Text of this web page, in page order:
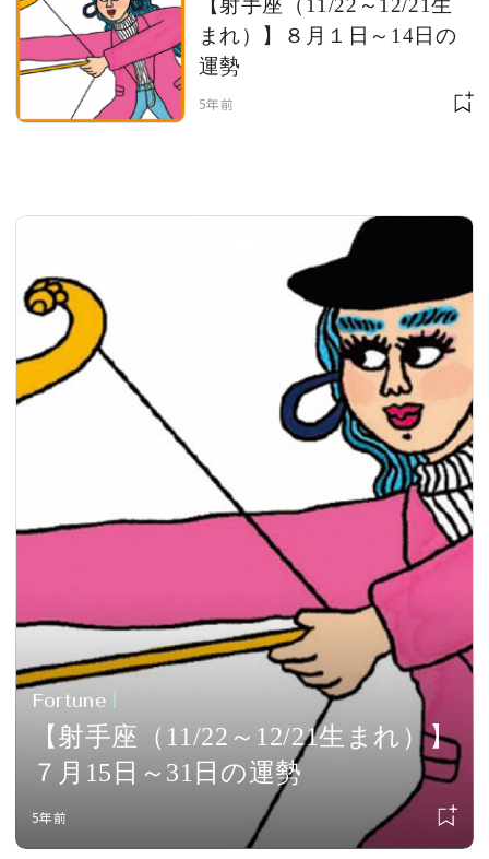
MAGAZINE
SPUR 2026 JULY
2026年9月号
【射手座（11/22～12/21生
まれ）】８月１日～14日の
運勢
5年前
Fortune
【射手座（11/22～12/21生まれ）】
７月15日～31日の運勢
5年前